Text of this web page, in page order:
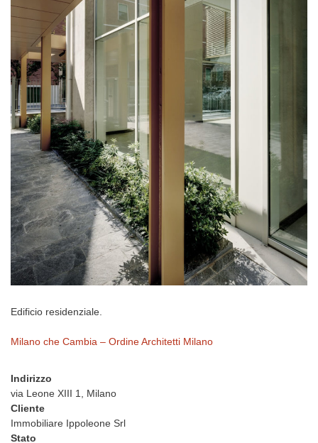
Edificio residenziale.
Milano che Cambia – Ordine Architetti Milano
Indirizzo
via Leone XIII 1, Milano
Cliente
Immobiliare Ippoleone Srl
Stato